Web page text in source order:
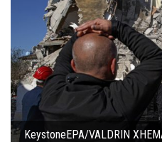
KeystoneEPA/VALDRIN